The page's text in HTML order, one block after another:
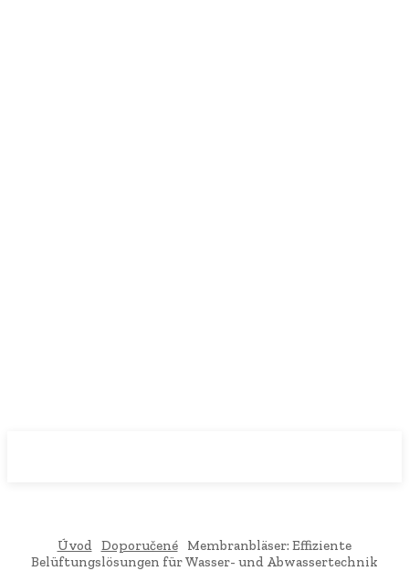
Úvod Doporučené
Membranbläser: Effiziente
Belüftungslösungen für Wasser- und Abwassertechnik